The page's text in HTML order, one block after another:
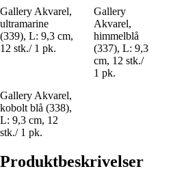
Gallery Akvarel,
ultramarine
(339), L: 9,3 cm,
12 stk./ 1 pk.
Gallery
Akvarel,
himmelblå
(337), L: 9,3
cm, 12 stk./
1 pk.
Gallery Akvarel,
kobolt blå (338),
L: 9,3 cm, 12
stk./ 1 pk.
Produktbeskrivelser